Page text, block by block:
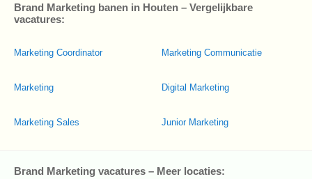
Brand Marketing banen in Houten – Vergelijkbare
vacatures:
Marketing Coordinator
Marketing
Marketing Sales
Marketing Communicatie
Digital Marketing
Junior Marketing
Brand Marketing vacatures – Meer locaties: